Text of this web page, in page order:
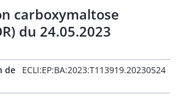
carboxymaltose
du 24.05.2023
de
ECLI:EP:BA:2023:T113919.20230524